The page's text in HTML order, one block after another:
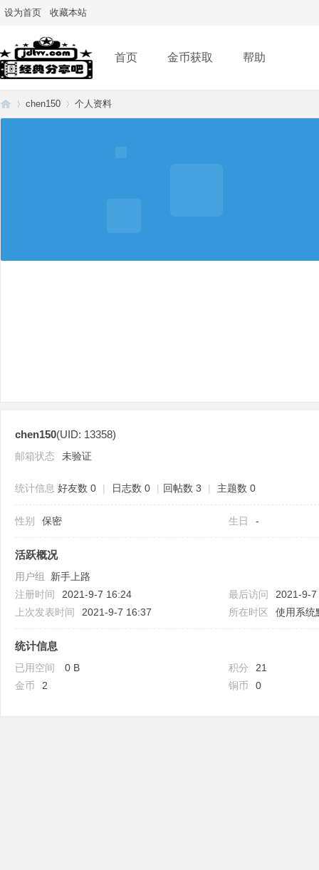
设为首页 收藏本站
首页 金币获取 帮助
chen150 个人资料
chen150(UID: 13358)
邮箱状态 未验证
统计信息 好友数 0 | 日志数 0 | 回帖数 3 | 主题数 0
性别 保密 生日 -
活跃概况
用户组 新手上路
注册时间
2021-9-7 16:24 最后访问
2021-9-
上次发表时间
2021-9-7 16:37 所在时区 使用系统
统计信息
已用空间 0 B 积分
21
金币
2 铜币 0